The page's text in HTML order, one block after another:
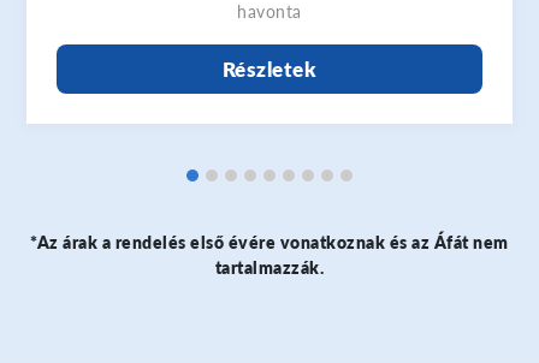
havonta
Részletek
*Az árak a rendelés első évére vonatkoznak és az Áfát nem
tartalmazzák.